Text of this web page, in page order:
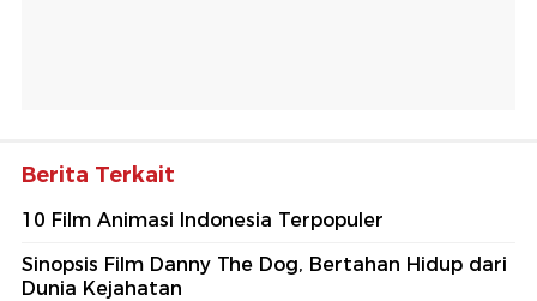
Berita Terkait
10 Film Animasi Indonesia Terpopuler
Sinopsis Film Danny The Dog, Bertahan Hidup dari
Dunia Kejahatan